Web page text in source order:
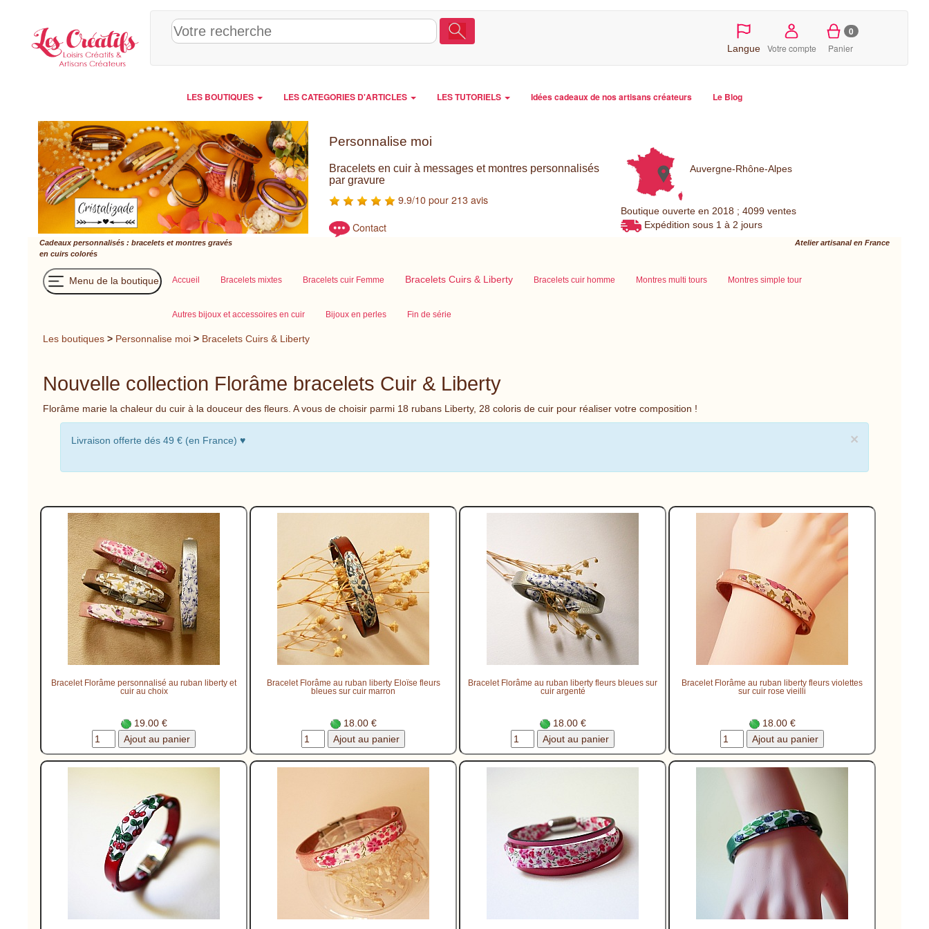
Langue Votre compte
0
Panier
LES BOUTIQUES LES CATEGORIES D'ARTICLES LES TUTORIELS Idées cadeaux de nos artisans créateurs Le Blog
Personnalise moi
Bracelets en cuir à messages et montres personnalisés
par gravure
9.9/10 pour 213 avis
Contact
Auvergne-Rhône-Alpes
Boutique ouverte en 2018 ; 4099 ventes
Expédition sous 1 à 2 jours
Cadeaux personnalisés : bracelets et montres gravés
en cuirs colorés
Atelier artisanal en France
Menu de la boutique Accueil Bracelets mixtes Bracelets cuir Femme Bracelets Cuirs & Liberty Bracelets cuir homme Montres multi tours Montres simple tour
Autres bijoux et accessoires en cuir Bijoux en perles Fin de série
Les boutiques > Personnalise moi > Bracelets Cuirs & Liberty
Nouvelle collection Florâme bracelets Cuir & Liberty
Florâme marie la chaleur du cuir à la douceur des fleurs. A vous de choisir parmi 18 rubans Liberty, 28 coloris de cuir pour réaliser votre composition !
×
Livraison offerte dés 49 € (en France) ♥
Bracelet Florâme personnalisé au ruban liberty et
cuir au choix
19.00 €
Bracelet Florâme au ruban liberty Eloïse fleurs
bleues sur cuir marron
18.00 €
Bracelet Florâme au ruban liberty fleurs bleues sur
cuir argenté
18.00 €
Bracelet Florâme au ruban liberty fleurs violettes
sur cuir rose vieilli
18.00 €